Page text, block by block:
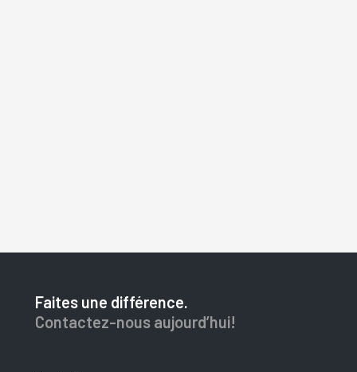
Faites une différence.
Contactez-nous aujourd’hui!